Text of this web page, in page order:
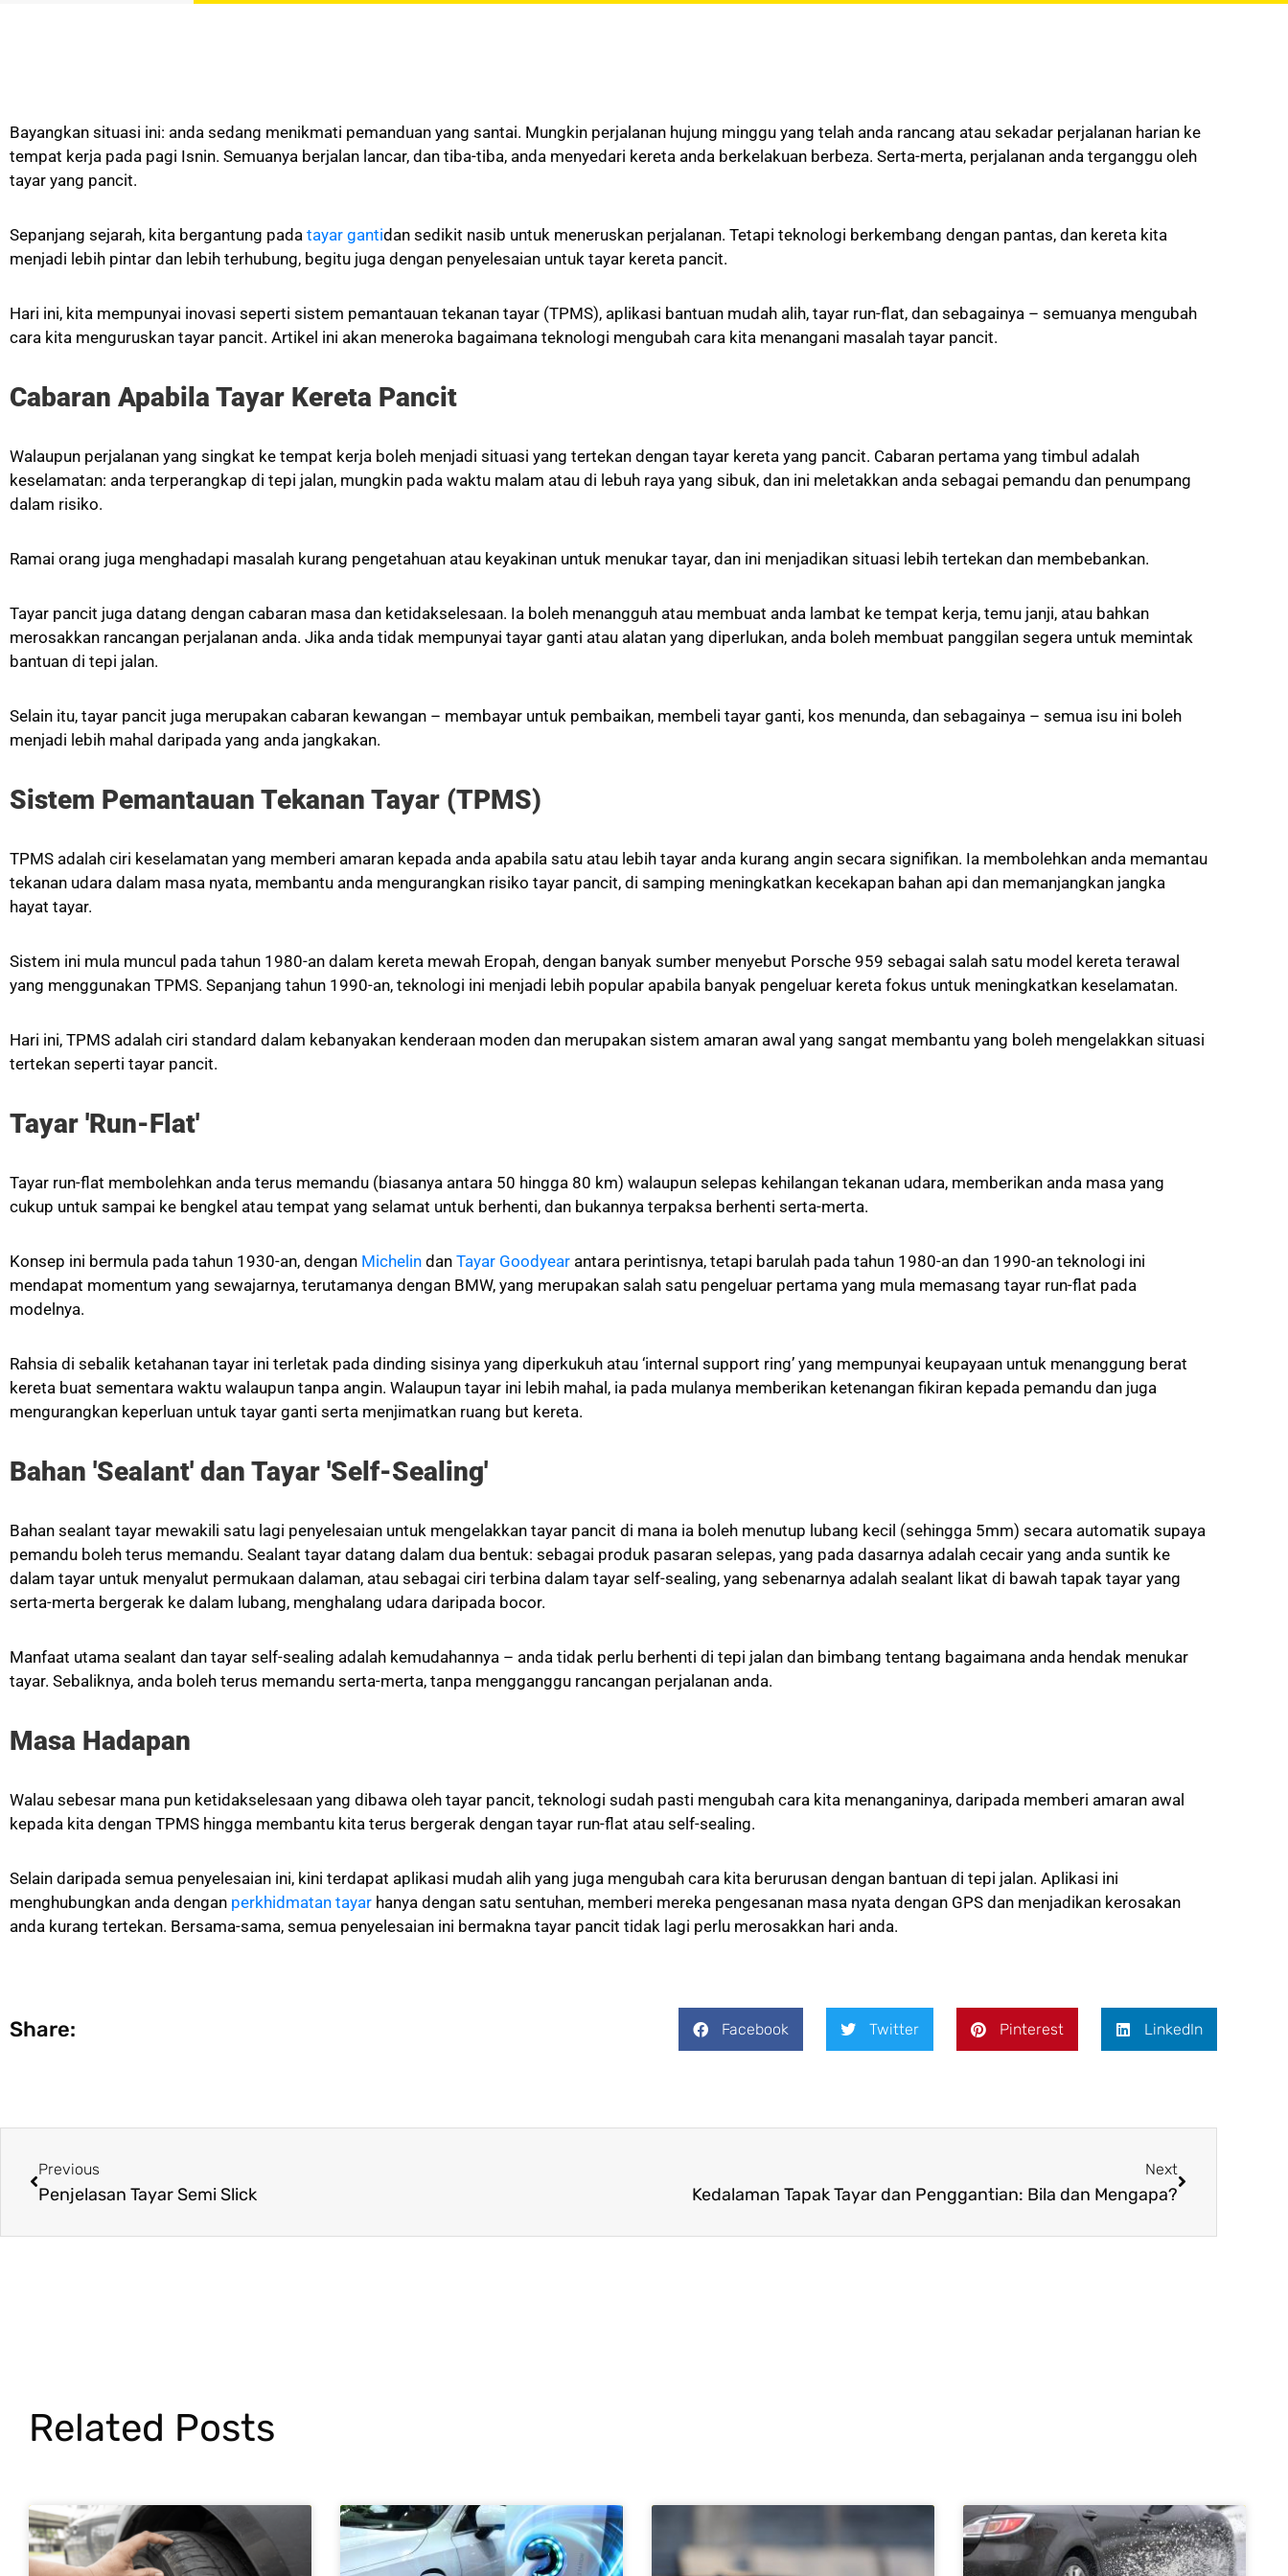
Bayangkan situasi ini: anda sedang menikmati pemanduan yang santai. Mungkin perjalanan hujung minggu yang telah anda rancang atau sekadar perjalanan harian ke
tempat kerja pada pagi Isnin. Semuanya berjalan lancar, dan tiba-tiba, anda menyedari kereta anda berkelakuan berbeza. Serta-merta, perjalanan anda terganggu oleh
tayar yang pancit.
Sepanjang sejarah, kita bergantung pada tayar gantidan sedikit nasib untuk meneruskan perjalanan. Tetapi teknologi berkembang dengan pantas, dan kereta kita
menjadi lebih pintar dan lebih terhubung, begitu juga dengan penyelesaian untuk tayar kereta pancit.
Hari ini, kita mempunyai inovasi seperti sistem pemantauan tekanan tayar (TPMS), aplikasi bantuan mudah alih, tayar run-flat, dan sebagainya – semuanya mengubah
cara kita menguruskan tayar pancit. Artikel ini akan meneroka bagaimana teknologi mengubah cara kita menangani masalah tayar pancit.
Cabaran Apabila Tayar Kereta Pancit
Walaupun perjalanan yang singkat ke tempat kerja boleh menjadi situasi yang tertekan dengan tayar kereta yang pancit. Cabaran pertama yang timbul adalah
keselamatan: anda terperangkap di tepi jalan, mungkin pada waktu malam atau di lebuh raya yang sibuk, dan ini meletakkan anda sebagai pemandu dan penumpang
dalam risiko.
Ramai orang juga menghadapi masalah kurang pengetahuan atau keyakinan untuk menukar tayar, dan ini menjadikan situasi lebih tertekan dan membebankan.
Tayar pancit juga datang dengan cabaran masa dan ketidakselesaan. Ia boleh menangguh atau membuat anda lambat ke tempat kerja, temu janji, atau bahkan
merosakkan rancangan perjalanan anda. Jika anda tidak mempunyai tayar ganti atau alatan yang diperlukan, anda boleh membuat panggilan segera untuk memintak
bantuan di tepi jalan.
Selain itu, tayar pancit juga merupakan cabaran kewangan – membayar untuk pembaikan, membeli tayar ganti, kos menunda, dan sebagainya – semua isu ini boleh
menjadi lebih mahal daripada yang anda jangkakan.
Sistem Pemantauan Tekanan Tayar (TPMS)
TPMS adalah ciri keselamatan yang memberi amaran kepada anda apabila satu atau lebih tayar anda kurang angin secara signifikan. Ia membolehkan anda memantau
tekanan udara dalam masa nyata, membantu anda mengurangkan risiko tayar pancit, di samping meningkatkan kecekapan bahan api dan memanjangkan jangka
hayat tayar.
Sistem ini mula muncul pada tahun 1980-an dalam kereta mewah Eropah, dengan banyak sumber menyebut Porsche 959 sebagai salah satu model kereta terawal
yang menggunakan TPMS. Sepanjang tahun 1990-an, teknologi ini menjadi lebih popular apabila banyak pengeluar kereta fokus untuk meningkatkan keselamatan.
Hari ini, TPMS adalah ciri standard dalam kebanyakan kenderaan moden dan merupakan sistem amaran awal yang sangat membantu yang boleh mengelakkan situasi
tertekan seperti tayar pancit.
Tayar 'Run-Flat'
Tayar run-flat membolehkan anda terus memandu (biasanya antara 50 hingga 80 km) walaupun selepas kehilangan tekanan udara, memberikan anda masa yang
cukup untuk sampai ke bengkel atau tempat yang selamat untuk berhenti, dan bukannya terpaksa berhenti serta-merta.
Konsep ini bermula pada tahun 1930-an, dengan Michelin dan Tayar Goodyear antara perintisnya, tetapi barulah pada tahun 1980-an dan 1990-an teknologi ini
mendapat momentum yang sewajarnya, terutamanya dengan BMW, yang merupakan salah satu pengeluar pertama yang mula memasang tayar run-flat pada
modelnya.
Rahsia di sebalik ketahanan tayar ini terletak pada dinding sisinya yang diperkukuh atau ‘internal support ring’ yang mempunyai keupayaan untuk menanggung berat
kereta buat sementara waktu walaupun tanpa angin. Walaupun tayar ini lebih mahal, ia pada mulanya memberikan ketenangan fikiran kepada pemandu dan juga
mengurangkan keperluan untuk tayar ganti serta menjimatkan ruang but kereta.
Bahan 'Sealant' dan Tayar 'Self-Sealing'
Bahan sealant tayar mewakili satu lagi penyelesaian untuk mengelakkan tayar pancit di mana ia boleh menutup lubang kecil (sehingga 5mm) secara automatik supaya
pemandu boleh terus memandu. Sealant tayar datang dalam dua bentuk: sebagai produk pasaran selepas, yang pada dasarnya adalah cecair yang anda suntik ke
dalam tayar untuk menyalut permukaan dalaman, atau sebagai ciri terbina dalam tayar self-sealing, yang sebenarnya adalah sealant likat di bawah tapak tayar yang
serta-merta bergerak ke dalam lubang, menghalang udara daripada bocor.
Manfaat utama sealant dan tayar self-sealing adalah kemudahannya – anda tidak perlu berhenti di tepi jalan dan bimbang tentang bagaimana anda hendak menukar
tayar. Sebaliknya, anda boleh terus memandu serta-merta, tanpa mengganggu rancangan perjalanan anda.
Masa Hadapan
Walau sebesar mana pun ketidakselesaan yang dibawa oleh tayar pancit, teknologi sudah pasti mengubah cara kita menanganinya, daripada memberi amaran awal
kepada kita dengan TPMS hingga membantu kita terus bergerak dengan tayar run-flat atau self-sealing.
Selain daripada semua penyelesaian ini, kini terdapat aplikasi mudah alih yang juga mengubah cara kita berurusan dengan bantuan di tepi jalan. Aplikasi ini
menghubungkan anda dengan perkhidmatan tayar hanya dengan satu sentuhan, memberi mereka pengesanan masa nyata dengan GPS dan menjadikan kerosakan
anda kurang tertekan. Bersama-sama, semua penyelesaian ini bermakna tayar pancit tidak lagi perlu merosakkan hari anda.
Share: Facebook Twitter Pinterest LinkedIn
Previous
Penjelasan Tayar Semi Slick
Next
Kedalaman Tapak Tayar dan Penggantian: Bila dan Mengapa?
Related Posts